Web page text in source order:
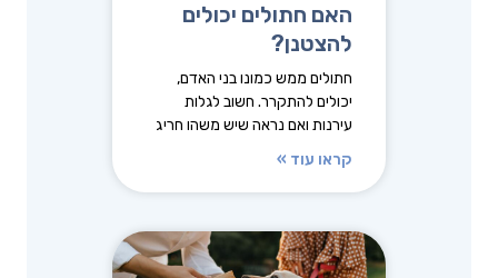
האם חתולים יכולים
להצטנן?
חתולים ממש כמונו בני האדם,
יכולים להתקרר. חשוב לגלות
עירנות ואם נראה שיש משהו חריג
קראו עוד »